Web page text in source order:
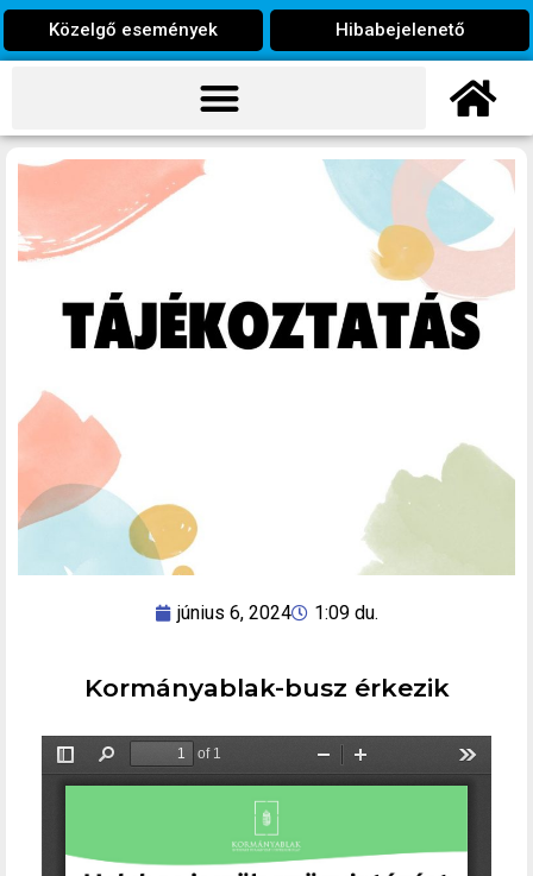
Közelgő események Hibabejelenető
június 6, 2024 1:09 du.
Kormányablak-busz érkezik